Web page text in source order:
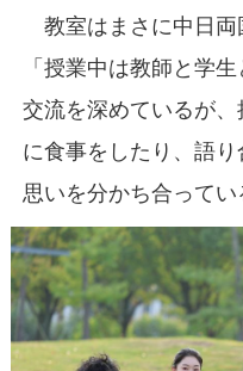
教室はまさに中日両
「授業中は教師と学
交流を深めているが
に食事をしたり、語
思いを分かち合ってい